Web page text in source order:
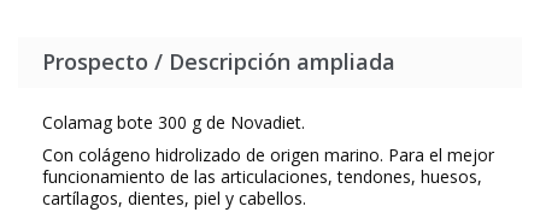
Prospecto / Descripción ampliada
Colamag bote 300 g de Novadiet.
Con colágeno hidrolizado de origen marino. Para el mejor
funcionamiento de las articulaciones, tendones, huesos,
cartílagos, dientes, piel y cabellos.